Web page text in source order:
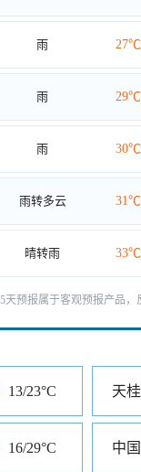
雨 27℃
雨 29℃
雨 30℃
雨转多云 31℃
晴转雨 33℃
天预报属于客观预报产品
13/23°C 天
16/29°C 中